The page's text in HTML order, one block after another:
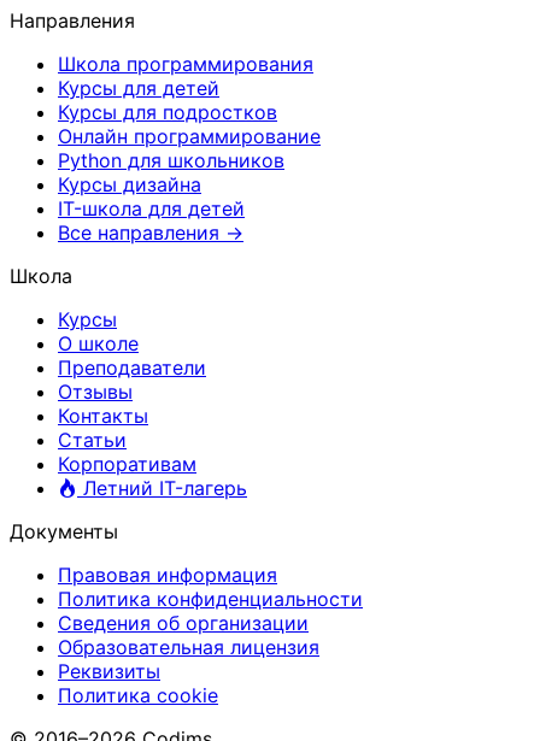
Направления
Школа программирования
Курсы для детей
Курсы для подростков
Онлайн программирование
Python для школьников
Курсы дизайна
IT-школа для детей
Все направления →
Школа
Курсы
О школе
Преподаватели
Отзывы
Контакты
Статьи
Корпоративам
Летний IT-лагерь
Документы
Правовая информация
Политика конфиденциальности
Сведения об организации
Образовательная лицензия
Реквизиты
Политика cookie